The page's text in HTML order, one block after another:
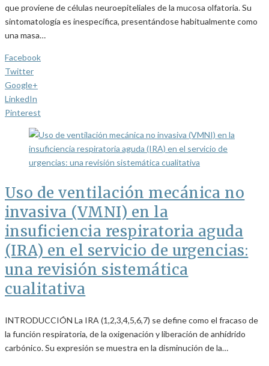
que proviene de células neuroepiteliales de la mucosa olfatoria. Su
sintomatología es inespecífica, presentándose habitualmente como
una masa…
Facebook
Twitter
Google+
LinkedIn
Pinterest
Uso de ventilación mecánica no
invasiva (VMNI) en la
insuficiencia respiratoria aguda
(IRA) en el servicio de urgencias:
una revisión sistemática
cualitativa
INTRODUCCIÓN La IRA (1,2,3,4,5,6,7) se define como el fracaso de
la función respiratoria, de la oxigenación y liberación de anhídrido
carbónico. Su expresión se muestra en la disminución de la…